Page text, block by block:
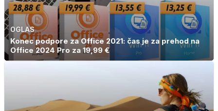
OGLAS
Konec podpore za Office 2021: čas je za prehod na
Office 2024 Pro za 19,99 €